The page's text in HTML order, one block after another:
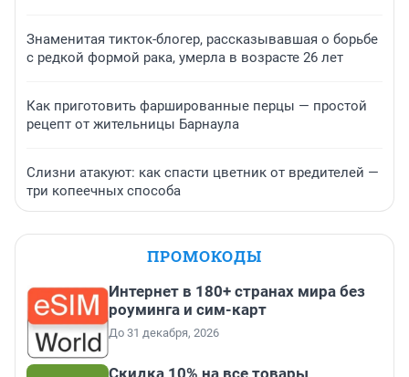
Знаменитая тикток-блогер, рассказывавшая о борьбе
с редкой формой рака, умерла в возрасте 26 лет
Как приготовить фаршированные перцы — простой
рецепт от жительницы Барнаула
Слизни атакуют: как спасти цветник от вредителей —
три копеечных способа
ПРОМОКОДЫ
Интернет в 180+ странах мира без
роуминга и сим-карт
До 31 декабря, 2026
Скидка 10% на все товары